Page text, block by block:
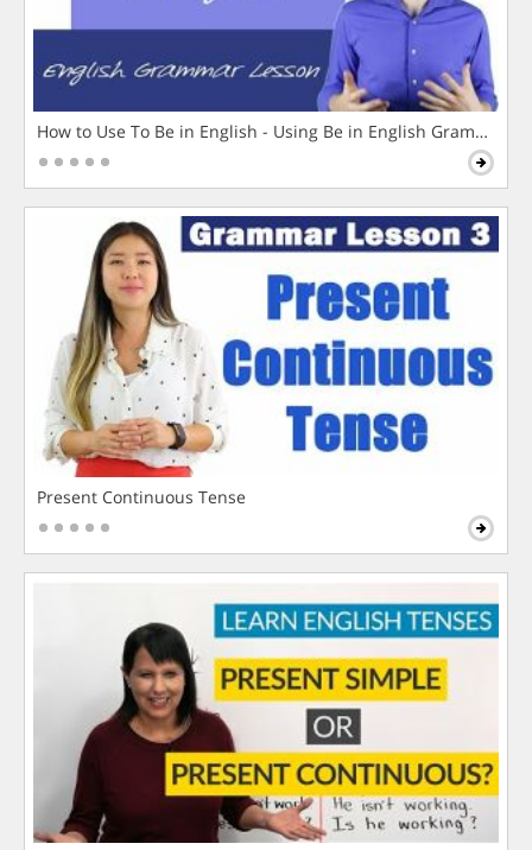
How to Use To Be in English - Using Be in English Grammar
Present Continuous Tense